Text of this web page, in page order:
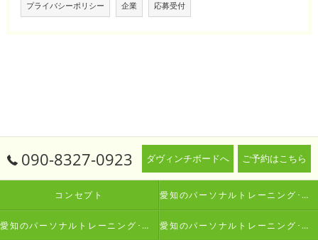
プライバシーポリシー 企業 応募受付
090-8327-0923 ダヴィンチボードへ ご予約はこちら
コンセプト 愛知のパーソナルトレーニング･生涯動ける体研究所 Oneの口コミ情報
愛知のパーソナルトレーニング･生涯動ける体研究所 Oneの評判 愛知のパーソナルトレーニング･生涯動ける体研究所 Oneのお客様の声